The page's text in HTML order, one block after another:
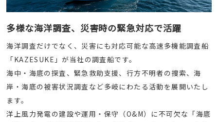
多様な海洋調査、災害時の緊急対応で活躍
海洋調査だけでなく、災害にも対応可能な高速多機能調査船
「KAZESUKE」が当社の調査船です。
海中・海底の探査、緊急救助支援、行方不明者の捜索、海
岸・海底の被害状況調査など多岐にわたる活動を展開いたし
ます。
洋上風力発電の建設や運用・保守（O&M）に不可欠な「海底